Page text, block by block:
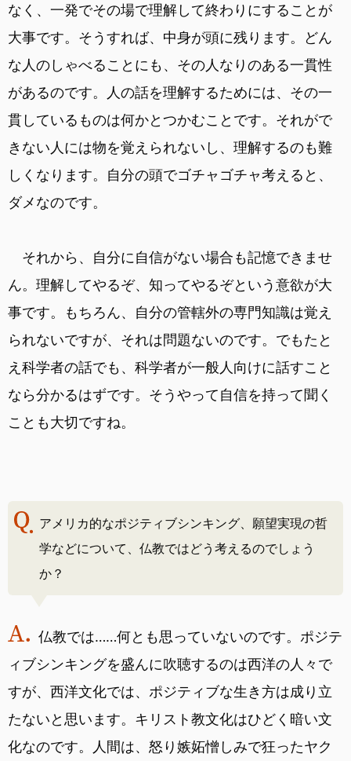
なく、一発でその場で理解して終わりにすることが
大事です。そうすれば、中身が頭に残ります。どん
な人のしゃべることにも、その人なりのある一貫性
があるのです。人の話を理解するためには、その一
貫しているものは何かとつかむことです。それがで
きない人には物を覚えられないし、理解するのも難
しくなります。自分の頭でゴチャゴチャ考えると、
ダメなのです。
それから、自分に自信がない場合も記憶できませ
ん。理解してやるぞ、知ってやるぞという意欲が大
事です。もちろん、自分の管轄外の専門知識は覚え
られないですが、それは問題ないのです。でもたと
え科学者の話でも、科学者が一般人向けに話すこと
なら分かるはずです。そうやって自信を持って聞く
ことも大切ですね。
アメリカ的なポジティブシンキング、願望実現の哲
学などについて、仏教ではどう考えるのでしょう
か？
仏教では……何とも思っていないのです。ポジテ
ィブシンキングを盛んに吹聴するのは西洋の人々で
すが、西洋文化では、ポジティブな生き方は成り立
たないと思います。キリスト教文化はひどく暗い文
化なのです。人間は、怒り嫉妬憎しみで狂ったヤク